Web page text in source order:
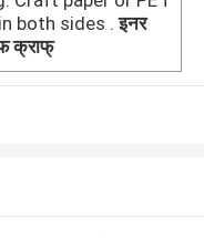
both sides . इनर
क्राफ्